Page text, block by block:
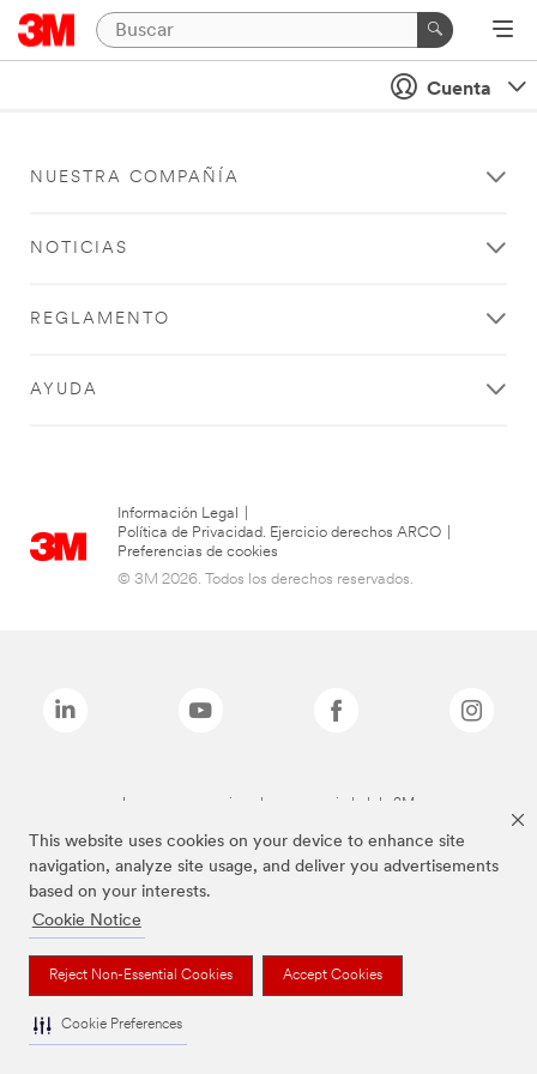
This website uses cookies on your device to enhance site
navigation, analyze site usage, and deliver you advertisements
based on your interests.
Cookie Notice
Reject Non-Essential Cookies Accept Cookies
Cookie Preferences
Cuenta
NUESTRA COMPAÑÍA
NOTICIAS
REGLAMENTO
AYUDA
Información Legal
Política de Privacidad. Ejercicio derechos ARCO
Preferencias de cookies
© 3M 2026. Todos los derechos reservados.
Las marcas mencionadas son propiedad de 3M